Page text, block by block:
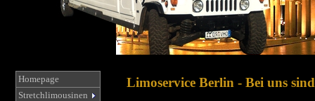
Homepage
Stretchlimousinen
Limoservice Berlin - Bei uns